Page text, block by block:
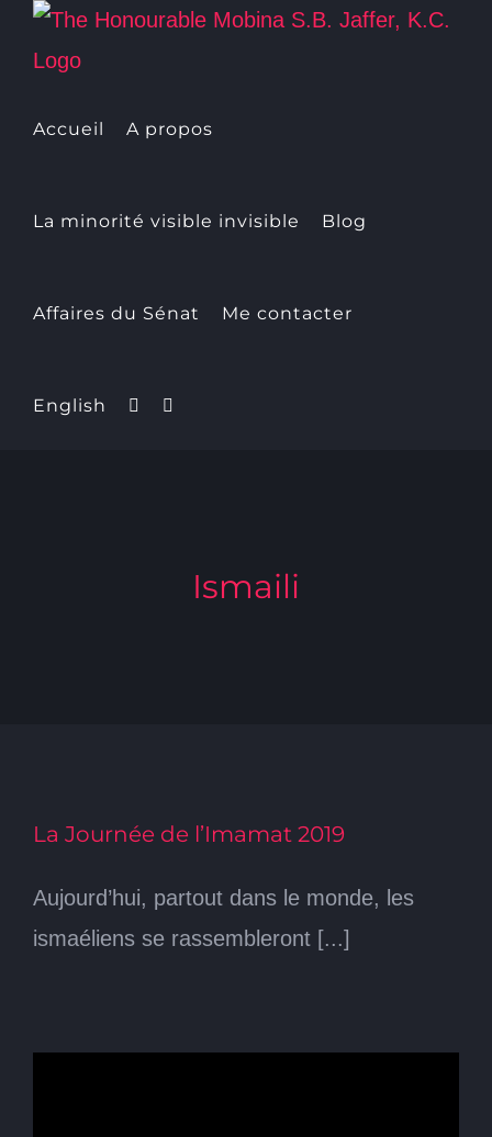
Skip
Accueil A propos
La minorité visible invisible Blog
Affaires du Sénat Me contacter
English
Ismaili
La Journée de l’Imamat 2019
Aujourd’hui, partout dans le monde, les
ismaéliens se rassembleront [...]